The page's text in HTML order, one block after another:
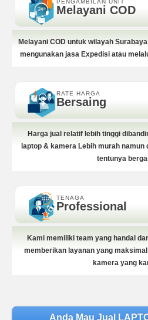
Melayani COD
Melayani COD untuk wilayah
mengunakan jasa Expedisi atau
RATE HARGA
Bersaing
Harga jual relatif lebih tinggi
laptop & kamera Lebih murah namun
tentunya
TENAGA
Professional
Kami memiliki team yang handal
memberikan layanan yang
kamera yang
Anda Mau Jual